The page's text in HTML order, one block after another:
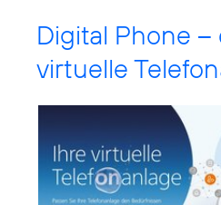
Digital Phone
virtuelle